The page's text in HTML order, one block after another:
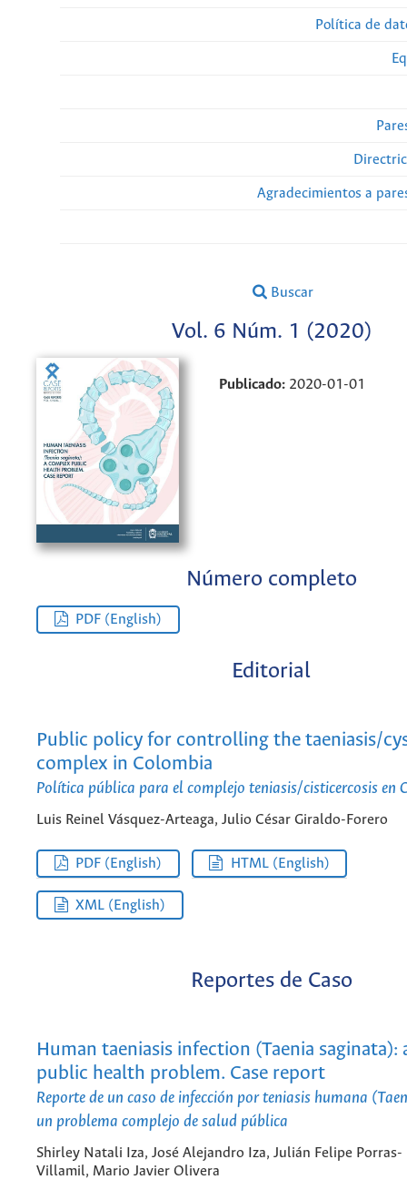
Política de
Agradecimientos a
Buscar
Vol. 6 Núm. 1 (2020)
Publicado: 2020-01-01
Número completo
PDF (English)
Editorial
Public policy for controlling the taeniasis/
complex in Colombia
Política pública para el complejo teniasis/cisticercosis en
Luis Reinel Vásquez-Arteaga, Julio César Giraldo-Forero
PDF (English) HTML (English)
XML (English)
Reportes de Caso
Human taeniasis infection (Taenia saginata):
public health problem. Case report
Reporte de un caso de infección por teniasis humana
un problema complejo de salud pública
Shirley Natali Iza, José Alejandro Iza, Julián Felipe Porras-
Villamil, Mario Javier Olivera